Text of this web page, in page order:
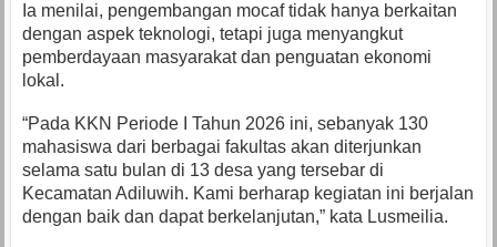
Ia menilai, pengembangan mocaf tidak hanya berkaitan
dengan aspek teknologi, tetapi juga menyangkut
pemberdayaan masyarakat dan penguatan ekonomi
lokal.
“Pada KKN Periode I Tahun 2026 ini, sebanyak 130
mahasiswa dari berbagai fakultas akan diterjunkan
selama satu bulan di 13 desa yang tersebar di
Kecamatan Adiluwih. Kami berharap kegiatan ini berjalan
dengan baik dan dapat berkelanjutan,” kata Lusmeilia.